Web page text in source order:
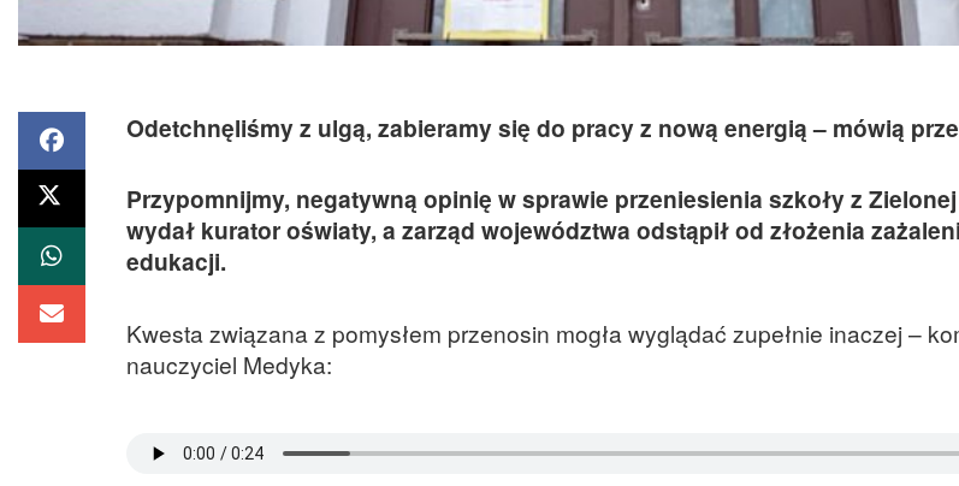
Odetchnęliśmy z ulgą, zabieramy się do pracy z nową energią – mówią
Przypomnijmy, negatywną opinię w sprawie przeniesienia szkoły z
wydał kurator oświaty, a zarząd województwa odstąpił od złożenia
edukacji.
Kwesta związana z pomysłem przenosin mogła wyglądać zupełnie inaczej –
nauczyciel Medyka: